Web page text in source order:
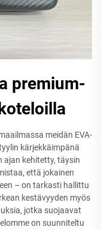
premium-
meidän EVA-
kärjekkäimpänä
ajan kehitetty, täysin
että jokainen
– on tarkasti hallittu
kestävyyden myös
jotka suojaavat
on suunniteltu